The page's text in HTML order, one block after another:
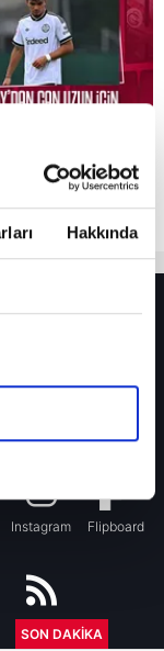
Hakkında
gelmişti
olay sözler!
Instagram Flipboard
RSS
SON DAKİKA